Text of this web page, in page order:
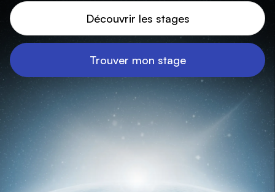
Découvrir les stages
Trouver mon stage